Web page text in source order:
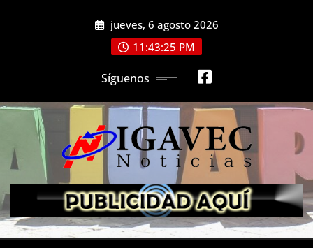
jueves, 6 agosto 2026
11:43:26 PM
Síguenos